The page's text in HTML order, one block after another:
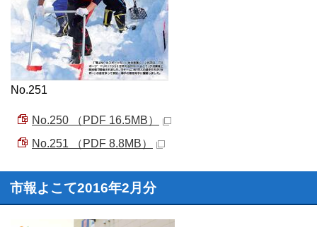
No.251
No.250 （PDF 16.5MB）
No.251 （PDF 8.8MB）
市報よこて2016年2月分